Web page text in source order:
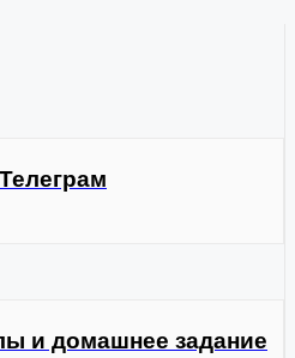
и домашнее задание